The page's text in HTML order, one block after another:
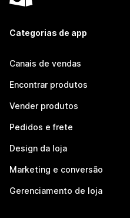
Categorias de app
Canais de vendas
Encontrar produtos
Vender produtos
Pedidos e frete
Design da loja
Marketing e conversão
Gerenciamento de loja